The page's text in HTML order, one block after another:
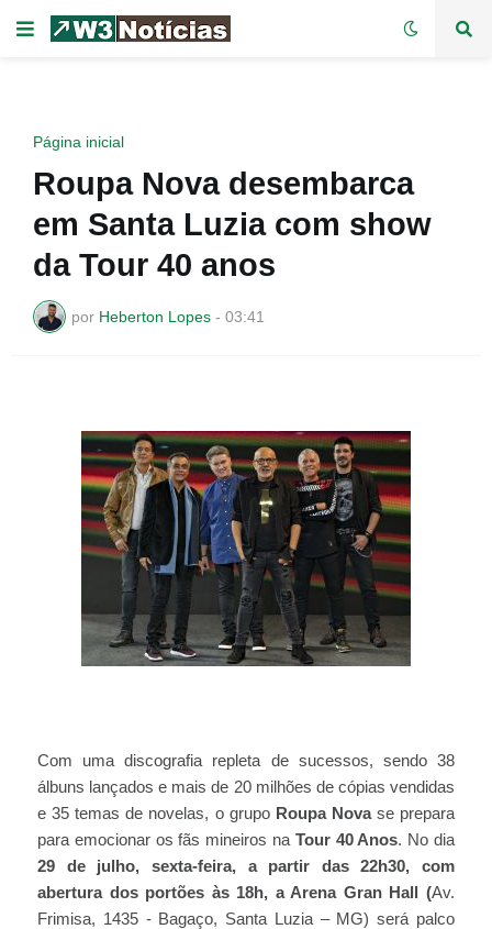
Página inicial
Roupa Nova desembarca
em Santa Luzia com show
da Tour 40 anos
por Heberton Lopes - 03:41
Com uma discografia repleta de sucessos, sendo 38
álbuns lançados e mais de 20 milhões de cópias vendidas
e 35 temas de novelas, o grupo Roupa Nova se prepara
para emocionar os fãs mineiros na Tour 40 Anos. No dia
29 de julho, sexta-feira, a partir das 22h30, com
abertura dos portões às 18h, a Arena Gran Hall (Av.
Frimisa, 1435 - Bagaço, Santa Luzia – MG) será palco